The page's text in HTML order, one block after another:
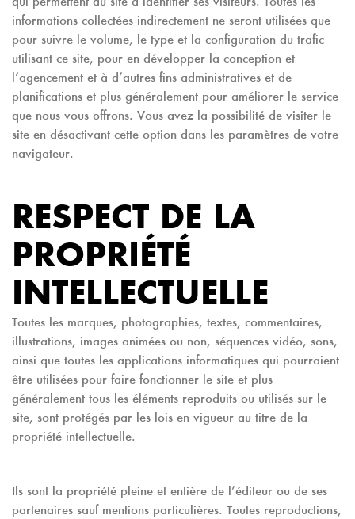
qui permettent au site d’identifier ses visiteurs. Toutes les
informations collectées indirectement ne seront utilisées que
pour suivre le volume, le type et la configuration du trafic
utilisant ce site, pour en développer la conception et
l’agencement et à d’autres fins administratives et de
planifications et plus généralement pour améliorer le service
que nous vous offrons. Vous avez la possibilité de visiter le
site en désactivant cette option dans les paramètres de votre
navigateur.
RESPECT DE LA
PROPRIÉTÉ
INTELLECTUELLE
Toutes les marques, photographies, textes, commentaires,
illustrations, images animées ou non, séquences vidéo, sons,
ainsi que toutes les applications informatiques qui pourraient
être utilisées pour faire fonctionner le site et plus
généralement tous les éléments reproduits ou utilisés sur le
site, sont protégés par les lois en vigueur au titre de la
propriété intellectuelle.
Ils sont la propriété pleine et entière de l’éditeur ou de ses
partenaires sauf mentions particulières. Toutes reproductions,